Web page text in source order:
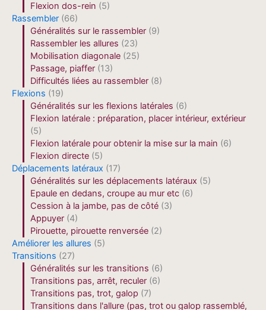
Flexion dos-rein (5)
Rassembler (66)
Généralités sur le rassembler (9)
Rassembler les allures (23)
Mobilisation diagonale (25)
Passage, piaffer (13)
Difficultés liées au rassembler (8)
Flexions (19)
Généralités sur les flexions latérales (6)
Flexion latérale : préparation, placer intérieur, extérieur
(5)
Flexion latérale pour obtenir la mise sur la main (6)
Flexion directe (5)
Déplacements latéraux (17)
Généralités sur les déplacements latéraux (5)
Epaule en dedans, croupe au mur etc (6)
Cession à la jambe, pas de côté (3)
Appuyer (4)
Pirouette, pirouette renversée (2)
Améliorer les allures (5)
Transitions (27)
Généralités sur les transitions (6)
Transitions pas, arrêt, reculer (6)
Transitions pas, trot, galop (7)
Transitions dans l'allure (pas, trot ou galop rassemblé,